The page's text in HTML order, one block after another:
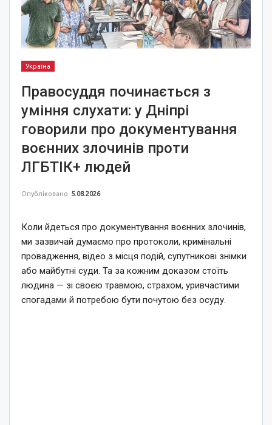
Україна
Правосуддя починається з
уміння слухати: у Дніпрі
говорили про документування
воєнних злочинів проти
ЛГБТІК+ людей
Опубліковано 5.08.2026
Коли йдеться про документування воєнних злочинів,
ми зазвичай думаємо про протоколи, кримінальні
провадження, відео з місця подій, супутникові знімки
або майбутні суди. Та за кожним доказом стоїть
людина — зі своєю травмою, страхом, уривчастими
спогадами й потребою бути почутою без осуду.